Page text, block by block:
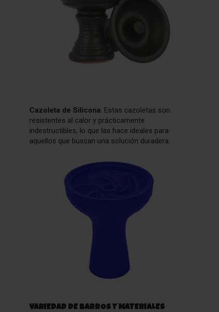
Cazoleta de Silicona: Estas cazoletas son
resistentes al calor y prácticamente
indestructibles, lo que las hace ideales para
aquellos que buscan una solución duradera.
VARIEDAD DE BARROS Y MATERIALES